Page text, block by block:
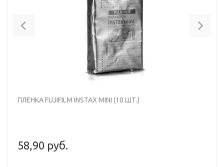
ПЛЕНКА FUJIFILM INSTAX MINI (10 ШТ.)
58,90 руб.